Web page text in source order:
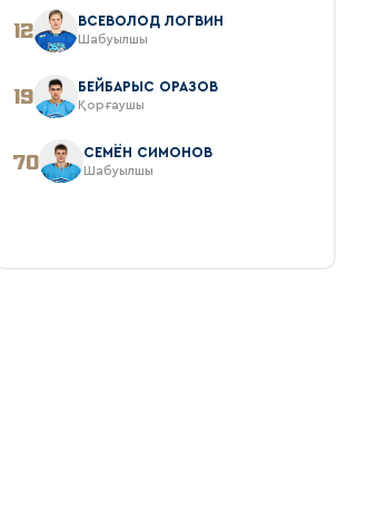
12 ВСЕВОЛОД ЛОГВИН
Шабуылшы
19 БЕЙБАРЫС ОРАЗОВ
Қорғаушы
70 СЕМЁН СИМОНОВ
Шабуылшы